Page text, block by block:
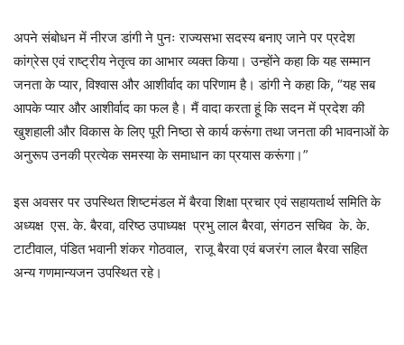
अपने संबोधन में नीरज डांगी ने पुनः राज्यसभा सदस्य बनाए जाने पर प्रदेश
कांग्रेस एवं राष्ट्रीय नेतृत्व का आभार व्यक्त किया। उन्होंने कहा कि यह सम्मान
जनता के प्यार, विश्वास और आशीर्वाद का परिणाम है। डांगी ने कहा कि, “यह सब
आपके प्यार और आशीर्वाद का फल है। मैं वादा करता हूं कि सदन में प्रदेश की
खुशहाली और विकास के लिए पूरी निष्ठा से कार्य करूंगा तथा जनता की भावनाओं के
अनुरूप उनकी प्रत्येक समस्या के समाधान का प्रयास करूंगा।”
इस अवसर पर उपस्थित शिष्टमंडल में बैरवा शिक्षा प्रचार एवं सहायतार्थ समिति के
अध्यक्ष एस. के. बैरवा, वरिष्ठ उपाध्यक्ष प्रभु लाल बैरवा, संगठन सचिव के. के.
टाटीवाल, पंडित भवानी शंकर गोठवाल, राजू बैरवा एवं बजरंग लाल बैरवा सहित
अन्य गणमान्यजन उपस्थित रहे।